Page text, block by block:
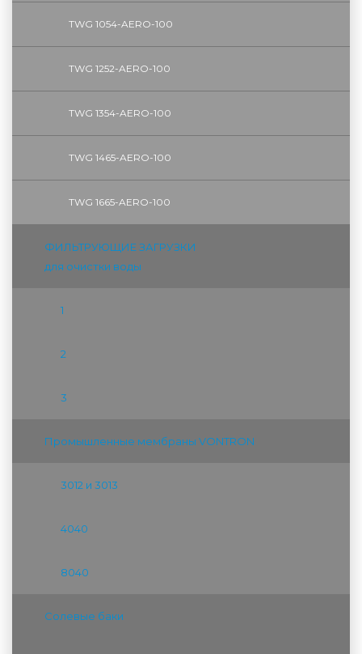
TWG 1054-AERO-100
TWG 1252-AERO-100
TWG 1354-AERO-100
TWG 1465-AERO-100
TWG 1665-AERO-100
ФИЛЬТРУЮЩИЕ ЗАГРУЗКИ
для очистки воды
1
2
3
Промышленные мембраны VONTRON
3012 и 3013
4040
8040
Солевые баки